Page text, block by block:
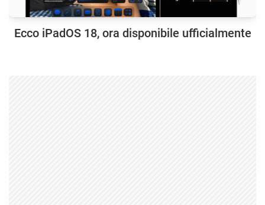
Ecco iPadOS 18, ora disponibile ufficialmente